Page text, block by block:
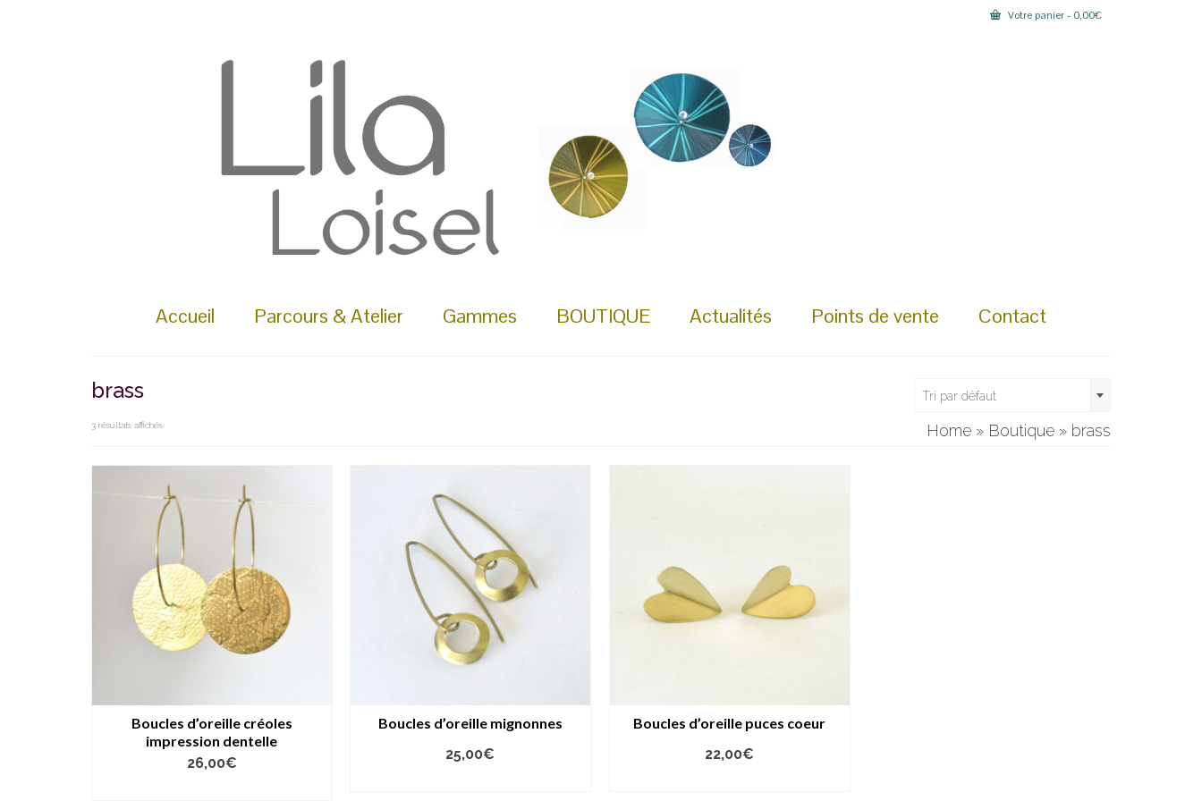
Votre panier- 0,00€
Accueil Parcours & Atelier Gammes BOUTIQUE Actualités Points de vente Contact
brass
3 résultats affichés
Tri par défaut
Home » Boutique » brass
Boucles d’oreille créoles
impression dentelle
26,00€
Boucles d’oreille mignonnes
25,00€
Boucles d’oreille puces coeur
22,00€